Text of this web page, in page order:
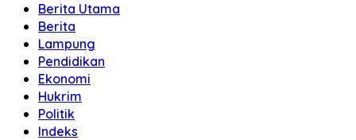
Berita Utama
Berita
Lampung
Pendidikan
Ekonomi
Hukrim
Politik
Indeks